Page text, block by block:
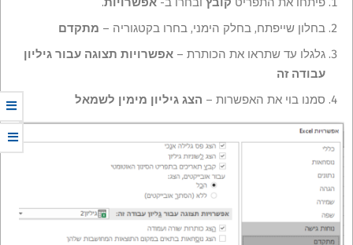
בחלון שייפתח, בחלק הימני, בחרו בקטגוריה – מתקדם
גלגלו עד שתראו את הכותרת – אפשרויות תצוגה עבור גיליון
עבודה זה
סמנו בוי את האפשרות – הצג גיליון מימין לשמאל